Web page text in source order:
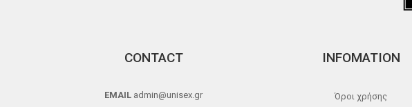
CONTACT
EMAIL admin@unisex.gr
INFOMATION
Όροι χρήσης